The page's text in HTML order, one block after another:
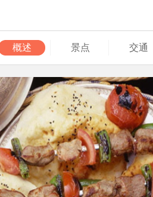
概述 景点 交通